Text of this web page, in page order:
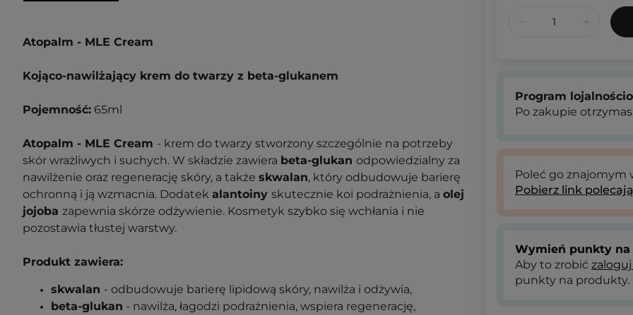
Atopalm - MLE Cream
Kojąco-nawilżający krem do twarzy z beta-glukanem
Pojemność: 65ml
Atopalm - MLE Cream - krem do twarzy stworzony szczególnie na potrzeby
skór wrażliwych i suchych. W składzie zawiera beta-glukan odpowiedzialny za
nawilżenie oraz regenerację skóry, a także skwalan, który odbudowuje barierę
ochronną i ją wzmacnia. Dodatek alantoiny skutecznie koi podrażnienia, a olej
jojoba zapewnia skórze odżywienie. Kosmetyk szybko się wchłania i nie
pozostawia tłustej warstwy.
Produkt zawiera:
skwalan - odbudowuje barierę lipidową skóry, nawilża i odżywia,
beta-glukan - nawilża, łagodzi podrażnienia, wspiera regenerację,
Program
Po zakupie
Poleć go znajomym
Pobierz link
Wymień punkty na
Aby to zrobić zaloguj
punkty na produkty.